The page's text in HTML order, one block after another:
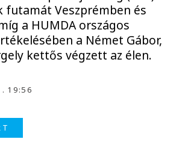
futamát Veszprémben és
a HUMDA országos
a Német Gábor,
kettős végzett az élen.
19:56